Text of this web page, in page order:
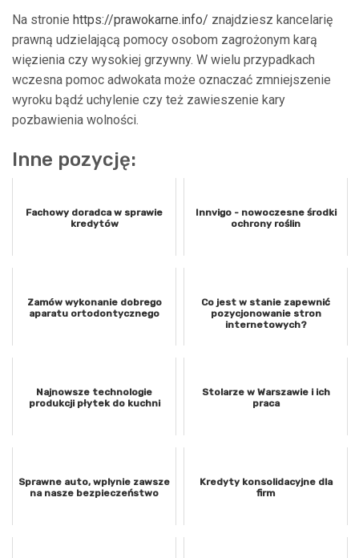
Na stronie https://prawokarne.info/ znajdziesz kancelarię
prawną udzielającą pomocy osobom zagrożonym karą
więzienia czy wysokiej grzywny. W wielu przypadkach
wczesna pomoc adwokata może oznaczać zmniejszenie
wyroku bądź uchylenie czy też zawieszenie kary
pozbawienia wolności.
Inne pozycję:
Fachowy doradca w sprawie
kredytów
Innvigo - nowoczesne środki
ochrony roślin
Zamów wykonanie dobrego
aparatu ortodontycznego
Co jest w stanie zapewnić
pozycjonowanie stron
internetowych?
Najnowsze technologie
produkcji płytek do kuchni
Stolarze w Warszawie i ich
praca
Sprawne auto, wplynie zawsze
na nasze bezpieczeństwo
Kredyty konsolidacyjne dla
firm